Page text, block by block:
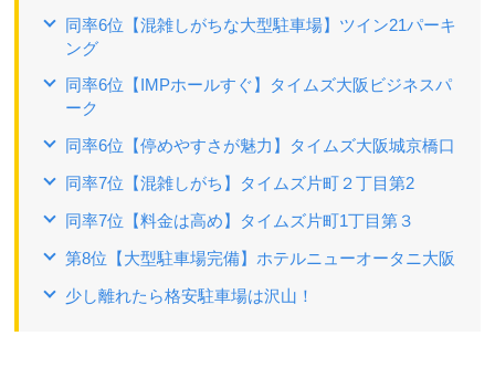
同率6位【混雑しがちな大型駐車場】ツイン21パーキ
ング
同率6位【IMPホールすぐ】タイムズ大阪ビジネスパ
ーク
同率6位【停めやすさが魅力】タイムズ大阪城京橋口
同率7位【混雑しがち】タイムズ片町２丁目第2
同率7位【料金は高め】タイムズ片町1丁目第３
第8位【大型駐車場完備】ホテルニューオータニ大阪
少し離れたら格安駐車場は沢山！